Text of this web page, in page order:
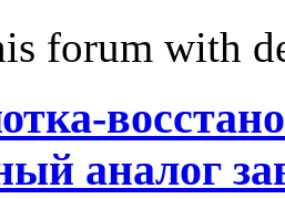
forum with
аналог